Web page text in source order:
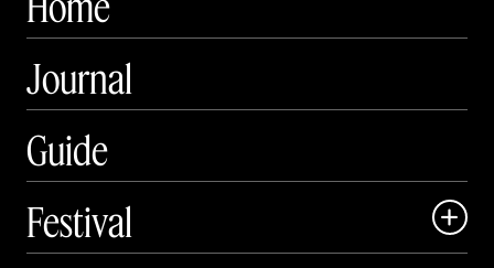
Journal
Guide
Festival
